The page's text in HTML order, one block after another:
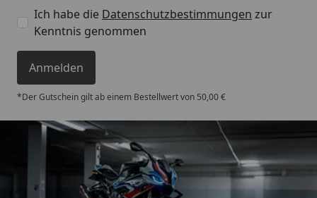
Ich habe die Datenschutzbestimmungen zur
Kenntnis genommen
Anmelden
*Der Gutschein gilt ab einem Bestellwert von 50,00 €
Trusted Shops